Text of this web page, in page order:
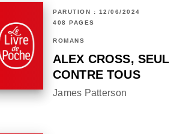
PARUTION : 12/06/2024
408 PAGES
ROMANS
ALEX CROSS, SEUL
CONTRE TOUS
James Patterson